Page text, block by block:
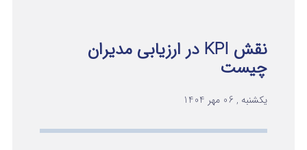
نقش KPI در ارزیابی مدیران
چیست
یکشنبه , 06 مهر 1404